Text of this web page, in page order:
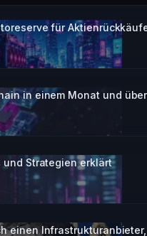
für
in einem Monat und
und Strategien erklärt
einen